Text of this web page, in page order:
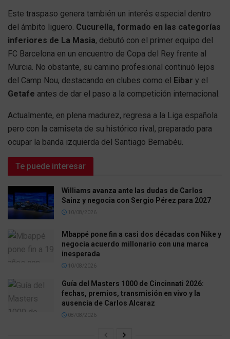
Este traspaso genera también un interés especial dentro
del ámbito liguero. Cucurella, formado en las categorías
inferiores de La Masia, debutó con el primer equipo del
FC Barcelona en un encuentro de Copa del Rey frente al
Murcia. No obstante, su camino profesional continuó lejos
del Camp Nou, destacando en clubes como el
Eibar y el
Getafe antes de dar el paso a la competición internacional.
Actualmente, en plena madurez, regresa a la Liga española
pero con la camiseta de su histórico rival, preparado para
ocupar la banda izquierda del Santiago Bernabéu.
Te puede interesar
Williams avanza ante las dudas de Carlos
Sainz y negocia con Sergio Pérez para 2027
10/08/2026
Mbappé pone fin a casi dos décadas con Nike y
negocia acuerdo millonario con una marca
inesperada
10/08/2026
Guía del Masters 1000 de Cincinnati 2026:
fechas, premios, transmisión en vivo y la
ausencia de Carlos Alcaraz
08/08/2026